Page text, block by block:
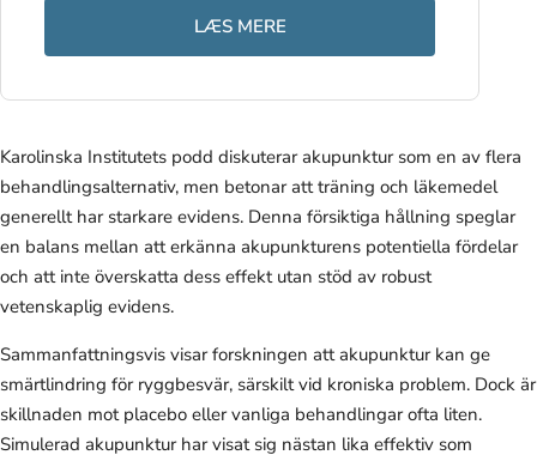
LÆS MERE
Karolinska Institutets podd diskuterar akupunktur som en av flera
behandlingsalternativ, men betonar att träning och läkemedel
generellt har starkare evidens. Denna försiktiga hållning speglar
en balans mellan att erkänna akupunkturens potentiella fördelar
och att inte överskatta dess effekt utan stöd av robust
vetenskaplig evidens.
Sammanfattningsvis visar forskningen att akupunktur kan ge
smärtlindring för ryggbesvär, särskilt vid kroniska problem. Dock är
skillnaden mot placebo eller vanliga behandlingar ofta liten.
Simulerad akupunktur har visat sig nästan lika effektiv som